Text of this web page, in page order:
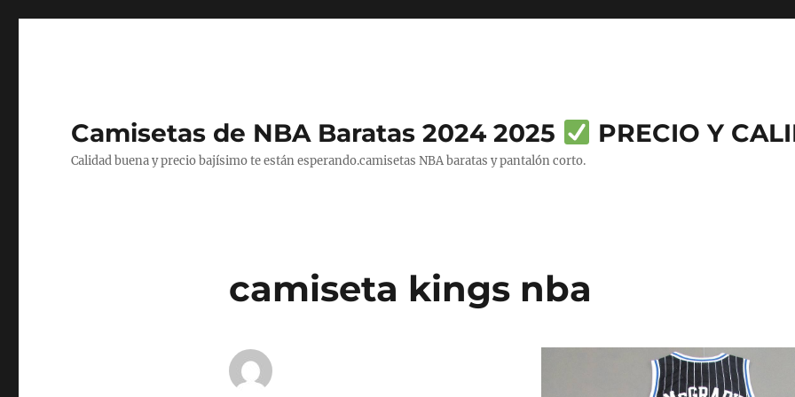
Camisetas de NBA Baratas 2024 2025 PRECIO Y
Calidad buena y precio bajísimo te están esperando.camisetas NBA baratas y pantalón corto.
camiseta kings nba